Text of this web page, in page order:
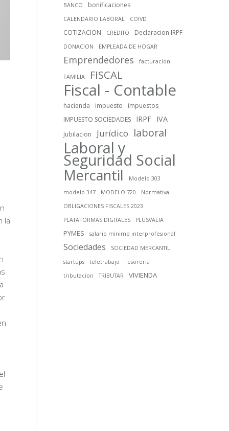
la
BANCO bonificaciones
CALENDARIO LABORAL COIVD
COTIZACION CREDITO Declaracion IRPF
DONACION EMPLEADA DE HOGAR
Emprendedores facturacion
FAMILIA FISCAL
Fiscal - Contable
hacienda impuesto
impuestos
IMPUESTO SOCIEDADES
IRPF IVA
Jubilacion Jurídico laboral
Laboral y
Seguridad Social
Mercantil
Modelo 303
modelo 347
MODELO 720
Normativa
OBLIGACIONES FISCALES 2023
PLATAFORMAS DIGITALES
PLUSVALIA
PYMES salario mínimo interprofesional
Sociedades
SOCIEDAD MERCANTIL
startups
teletrabajo
Tesoreria
tributacion
TRIBUTAR VIVIENDA